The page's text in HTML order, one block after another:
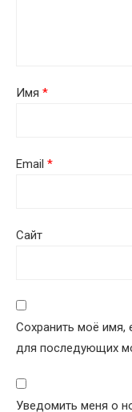
Имя *
Email *
Сайт
Сохранить моё имя,
для последующих
Уведомить меня о